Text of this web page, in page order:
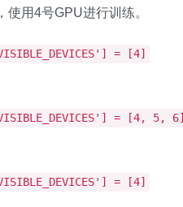
使用4号GPU进行训练。
= [4]
= [4, 5, 6]
= [4]